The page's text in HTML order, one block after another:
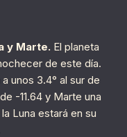
y Marte. El planeta
de este día.
unos 3.4° al sur de
-11.64 y Marte una
Luna estará en su